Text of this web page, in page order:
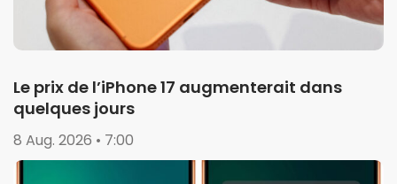
Le prix de l’iPhone 17 augmenterait dans
quelques jours
8 Aug. 2026 • 7:00